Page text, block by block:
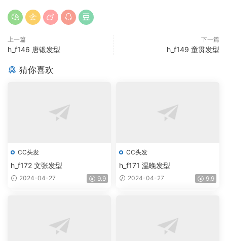
上一篇
h_f146 唐锻发型
下一篇
h_f149 童贯发型
猜你喜欢
CC头发
h_f172 文张发型
2024-04-27 9.9
CC头发
h_f171 温晚发型
2024-04-27 9.9